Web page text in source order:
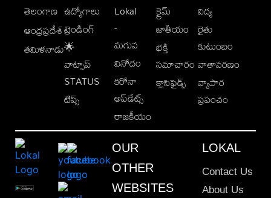
తెలంగాణ
ఆంధ్రప్రదేశ్
తమిళనాడు
ఉద్యోగాలు
ట్రెండింగ్
🌟
వాట్సాప్
STATUS
టిప్స్
Lokal
-
మగువ
వినోదం
కరోనా
అప్‌డేట్స్
రాజకీయం
క్రైమ్
జాతీయం
భక్తి
సమాచారం
క్లాసిఫైడ్స్
విద్య
రైతు
కుటుంబం
వాతావరణం
వ్యాపార
ప్రపంచం
OUR
OTHER
WEBSITES
LOKAL
Contact Us
About Us